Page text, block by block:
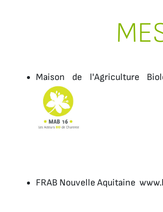
Maison de l'Agriculture
FRAB Nouvelle Aquitaine